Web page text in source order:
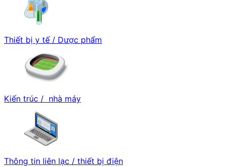
Thiết bị y tế / Dược phẩm
Kiến trúc / nhà máy
Thông tin liên lạc / thiết bị điện